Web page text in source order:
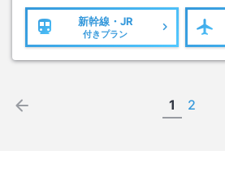
新幹線・JR
付きプラン
1 2